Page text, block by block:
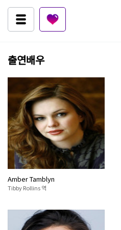
출연배우
Amber Tamblyn
Tibby Rollins 역